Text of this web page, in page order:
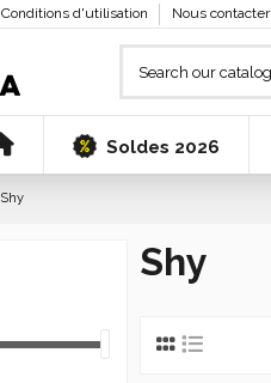
Conditions d'utilisation Nous contacter
Soldes 2026
Shy
Shy